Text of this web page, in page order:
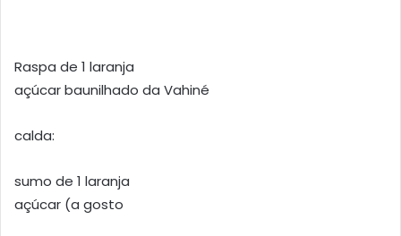
Raspa de 1 laranja
açúcar baunilhado da Vahiné
calda:
sumo de 1 laranja
açúcar (a gosto